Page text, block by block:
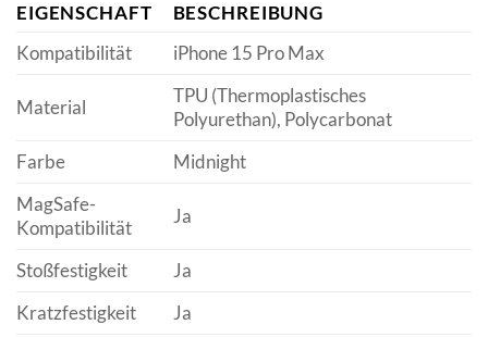
EIGENSCHAFT
BESCHREIBUNG
Kompatibilität
iPhone 15 Pro Max
Material
TPU (Thermoplastisches
Polyurethan), Polycarbonat
Farbe
Midnight
MagSafe-
Kompatibilität
Ja
Stoßfestigkeit
Ja
Kratzfestigkeit
Ja